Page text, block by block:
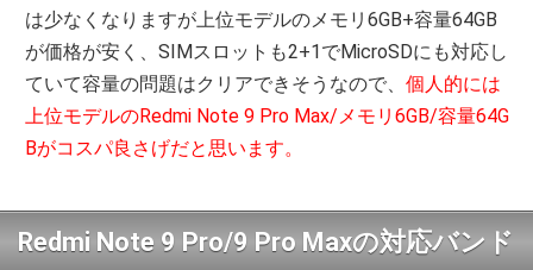
は少なくなりますが上位モデルのメモリ6GB+容量64GB
が価格が安く、SIMスロットも2+1でMicroSDにも対応し
ていて容量の問題はクリアできそうなので、個人的には
上位モデルのRedmi Note 9 Pro Max/メモリ6GB/容量64G
Bがコスパ良さげだと思います。
Redmi Note 9 Pro/9 Pro Maxの対応バンド